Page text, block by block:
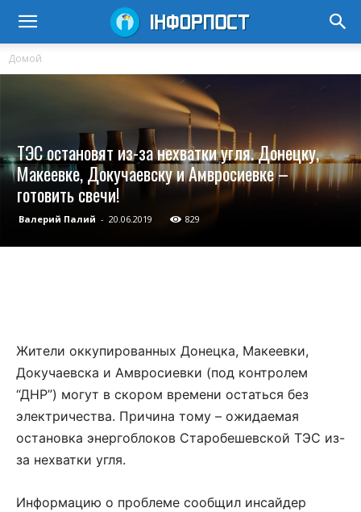
Домой
ТЭС остановят из-за нехватки угля. Донецку,
Макеевке, Докучаевску и Амвросиевке –
готовить свечи!
Валерий Палий - 20.06.2019 829
Жители оккупированных Донецка, Макеевки,
Докучаевска и Амвросиевки (под контролем
“ДНР”) могут в скором времени остаться без
электричества. Причина тому – ожидаемая
остановка энергоблоков Старобешевской ТЭС из-
за нехватки угля.
Информацию о проблеме сообщил инсайдер